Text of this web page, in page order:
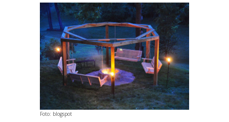
Foto: blogspot